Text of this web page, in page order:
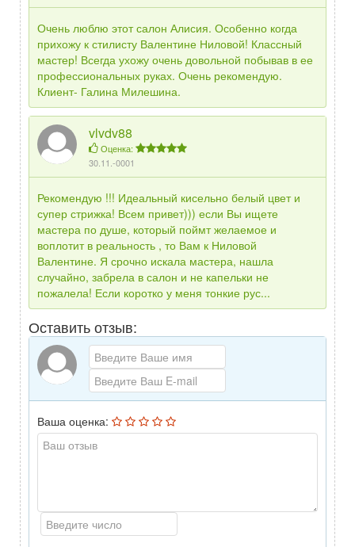
Очень люблю этот салон Алисия. Особенно когда
прихожу к стилисту Валентине Ниловой! Классный
мастер! Всегда ухожу очень довольной побывав в ее
профессиональных руках. Очень рекомендую.
Клиент- Галина Милешина.
vlvdv88
Оценка:
30.11.-0001
Рекомендую !!! Идеальный кисельно белый цвет и
супер стрижка! Всем привет))) если Вы ищете
мастера по душе, который поймт желаемое и
воплотит в реальность , то Вам к Ниловой
Валентине. Я срочно искала мастера, нашла
случайно, забрела в салон и не капельки не
пожалела! Если коротко у меня тонкие рус...
Оставить отзыв:
Ваша оценка: